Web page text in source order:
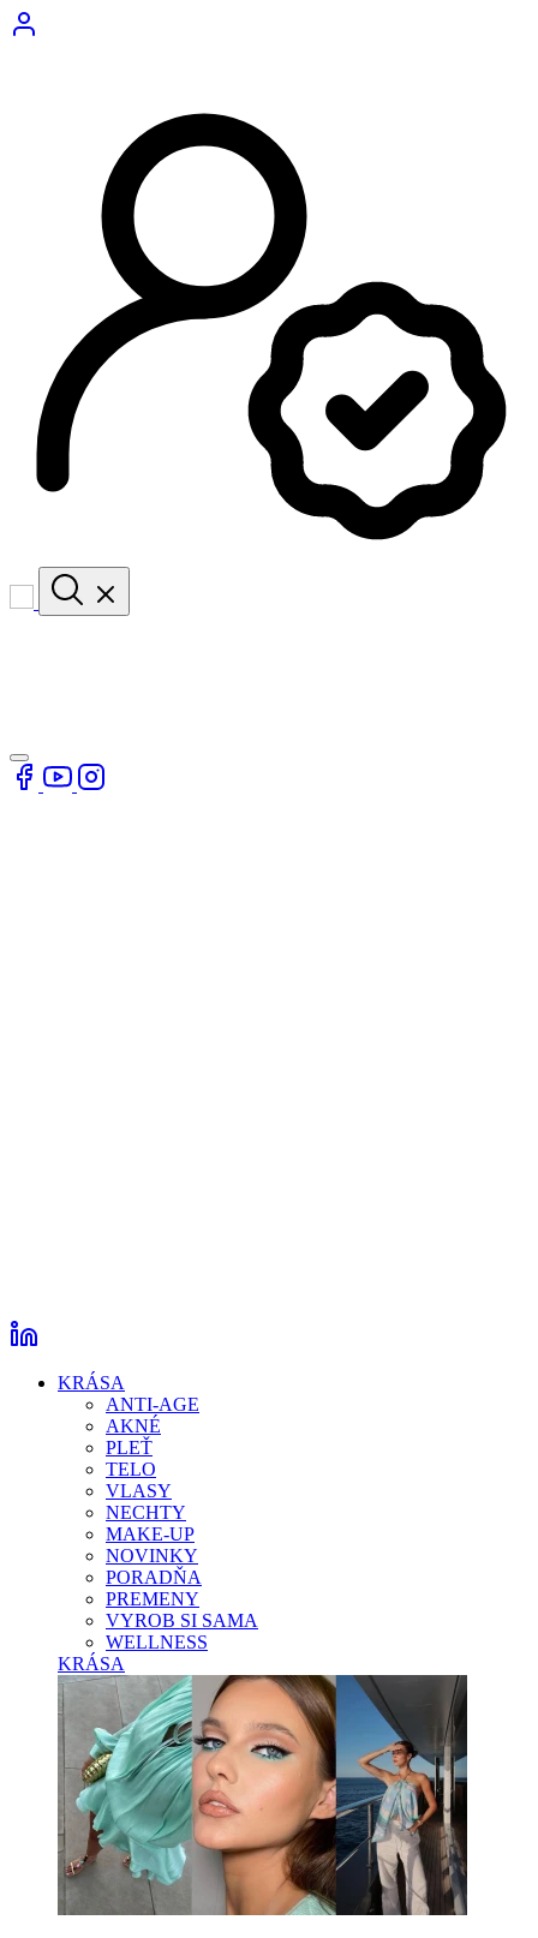
KRÁSA
ANTI-AGE
AKNÉ
PLEŤ
TELO
VLASY
NECHTY
MAKE-UP
NOVINKY
PORADŇA
PREMENY
VYROB SI SAMA
WELLNESS
KRÁSA